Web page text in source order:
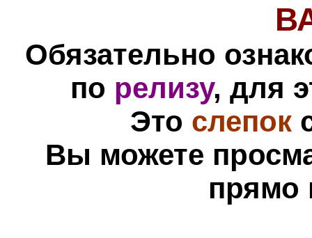
Обязательно
по релизу, для
Это слепок
Вы можете
прямо